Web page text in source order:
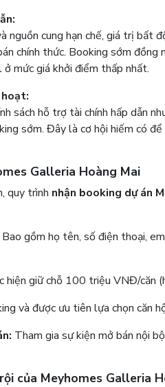
nguồn cung hạn chế, giá trị bất
chính thức. Booking sớm đồng
mức giá khởi điểm thấp nhất.
hoạt:
sách hỗ trợ tài chính hấp dẫn
sớm. Đây là cơ hội hiếm có
Galleria Hoàng Mai
quy trình nhận booking dự án
Bao gồm họ tên, số điện thoại,
hiện giữ chỗ 100 triệu VNĐ/căn
và được ưu tiên lựa chọn căn
Tham gia sự kiện mở bán nội
của Meyhomes Galleria